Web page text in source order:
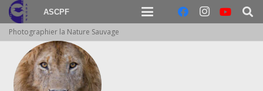
ASCPF
Photographier la Nature Sauvage